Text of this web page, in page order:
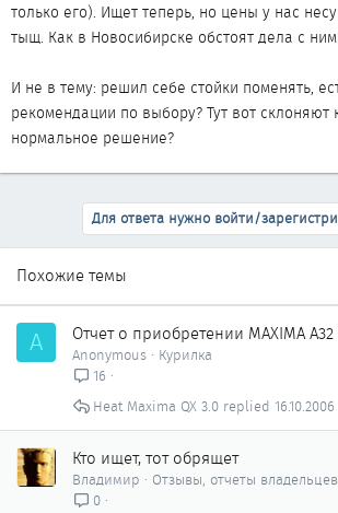
только его). Ищет теперь, но цены у нас
тыщ. Как в Новосибирске обстоят дела с
И не в тему: решил себе стойки поменять,
рекомендации по выбору? Тут вот склоняют
нормальное решение?
Для ответа нужно войти/
Похожие темы
A Отчет о приобретении MAXIMA
Anonymous
Курилка
16
16.10.2006
Heat Maxima QX 3.0
Кто ищет, тот обрящет
Владимир
Отзывы, отчеты владельцев
0